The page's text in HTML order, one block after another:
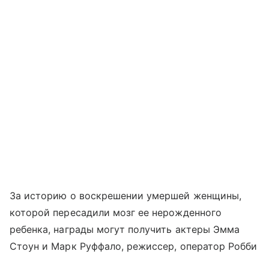
За историю о воскрешении умершей женщины,
которой пересадили мозг ее нерожденного
ребенка, награды могут получить актеры Эмма
Стоун и Марк Руффало, режиссер, оператор Робби